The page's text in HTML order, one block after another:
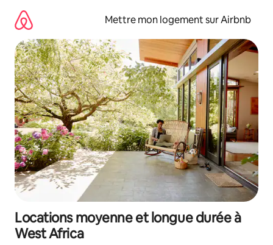
directement
contenu
Mettre mon logement sur Airbnb
Locations moyenne et longue durée à
West Africa